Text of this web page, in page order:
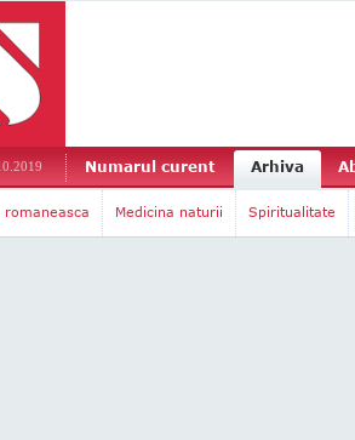
Numarul curent Arhiva
romaneasca Medicina naturii Spiritualitate